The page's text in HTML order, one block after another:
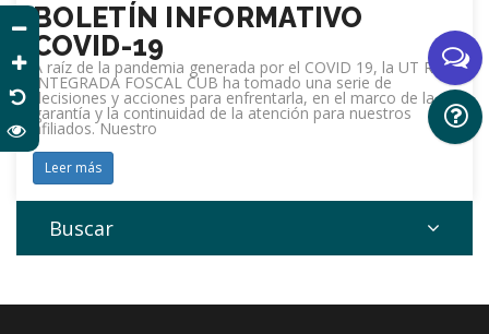
BOLETÍN INFORMATIVO
COVID-19
A raíz de la pandemia generada por el COVID 19, la UT RED
INTEGRADA FOSCAL CUB ha tomado una serie de
decisiones y acciones para enfrentarla, en el marco de la
garantía y la continuidad de la atención para nuestros
afiliados. Nuestro
Leer más
Buscar